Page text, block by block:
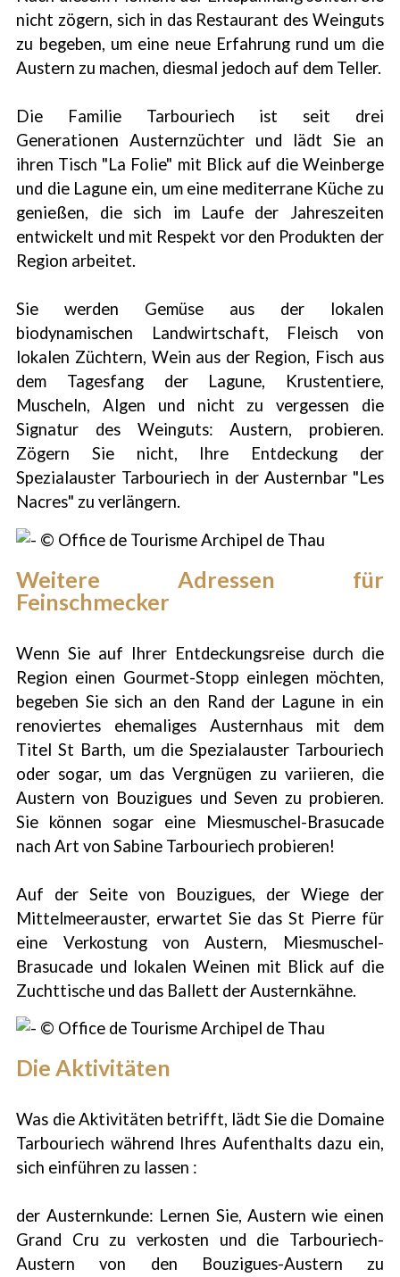
nicht zögern, sich in das Restaurant des Weinguts
zu begeben, um eine neue Erfahrung rund um die
Austern zu machen, diesmal jedoch auf dem Teller.
Die Familie Tarbouriech ist seit drei
Generationen Austernzüchter und lädt Sie an
ihren Tisch "La Folie" mit Blick auf die Weinberge
und die Lagune ein, um eine mediterrane Küche zu
genießen, die sich im Laufe der Jahreszeiten
entwickelt und mit Respekt vor den Produkten der
Region arbeitet.
Sie werden Gemüse aus der lokalen
biodynamischen Landwirtschaft, Fleisch von
lokalen Züchtern, Wein aus der Region, Fisch aus
dem Tagesfang der Lagune, Krustentiere,
Muscheln, Algen und nicht zu vergessen die
Signatur des Weinguts: Austern, probieren.
Zögern Sie nicht, Ihre Entdeckung der
Spezialauster Tarbouriech in der Austernbar "Les
Nacres" zu verlängern.
Weitere Adressen für
Feinschmecker
Wenn Sie auf Ihrer Entdeckungsreise durch die
Region einen Gourmet-Stopp einlegen möchten,
begeben Sie sich an den Rand der Lagune in ein
renoviertes ehemaliges Austernhaus mit dem
Titel St Barth, um die Spezialauster Tarbouriech
oder sogar, um das Vergnügen zu variieren, die
Austern von Bouzigues und Seven zu probieren.
Sie können sogar eine Miesmuschel-Brasucade
nach Art von Sabine Tarbouriech probieren!
Auf der Seite von Bouzigues, der Wiege der
Mittelmeerauster, erwartet Sie das St Pierre für
eine Verkostung von Austern, Miesmuschel-
Brasucade und lokalen Weinen mit Blick auf die
Zuchttische und das Ballett der Austernkähne.
Die Aktivitäten
Was die Aktivitäten betrifft, lädt Sie die Domaine
Tarbouriech während Ihres Aufenthalts dazu ein,
sich einführen zu lassen :
der Austernkunde: Lernen Sie, Austern wie einen
Grand Cru zu verkosten und die Tarbouriech-
Austern von den Bouzigues-Austern zu